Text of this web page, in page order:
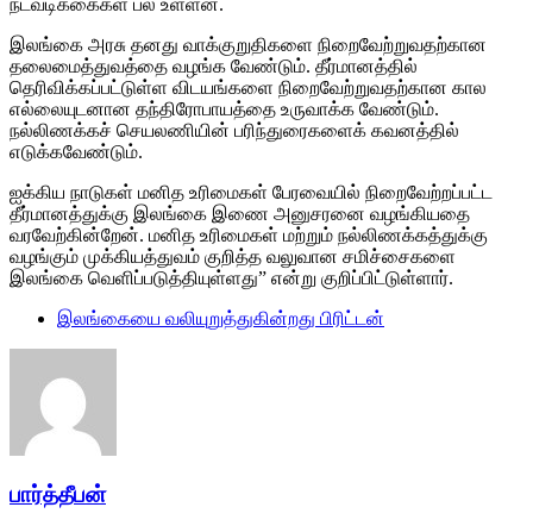
இலங்கை அரசு தனது வாக்குறுதிகளை நிறைவேற்றுவதற்கான
தலைமைத்துவத்தை வழங்க வேண்டும். தீர்மானத்தில்
தெரிவிக்கப்பட்டுள்ள விடயங்களை நிறைவேற்றுவதற்கான கால
எல்லையுடனான தந்திரோபாயத்தை உருவாக்க வேண்டும்.
நல்லிணக்கச் செயலணியின் பரிந்துரைகளைக் கவனத்தில்
எடுக்கவேண்டும்.
ஐக்கிய நாடுகள் மனித உரிமைகள் பேரவையில் நிறைவேற்றப்பட்ட
தீர்மானத்துக்கு இலங்கை இணை அனுசரனை வழங்கியதை
வரவேற்கின்றேன். மனித உரிமைகள் மற்றும் நல்லிணக்கத்துக்கு
வழங்கும் முக்கியத்துவம் குறித்த வலுவான சமிச்சைகளை
இலங்கை வெளிப்படுத்தியுள்ளது” என்று குறிப்பிட்டுள்ளார்.
இலங்கையை வலியுறுத்துகின்றது பிரிட்டன்
பார்த்தீபன்